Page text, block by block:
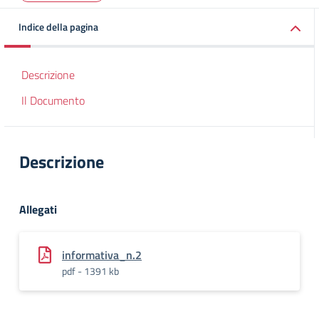
Indice della pagina
Descrizione
Il Documento
Descrizione
Allegati
informativa_n.2
pdf - 1391 kb